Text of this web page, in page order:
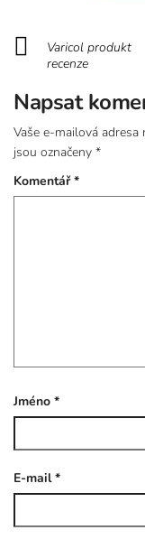
Varicol produkt
recenze
Napsat
Vaše e-mailová adresa
jsou označeny *
Komentář*
Jméno *
E-mail*